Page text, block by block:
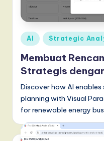
o
n
e
si
a
n
-
L
Posted
in
AI Strategic
Membuat
Strategis
Discover how AI
planning with Visual
for renewable energy